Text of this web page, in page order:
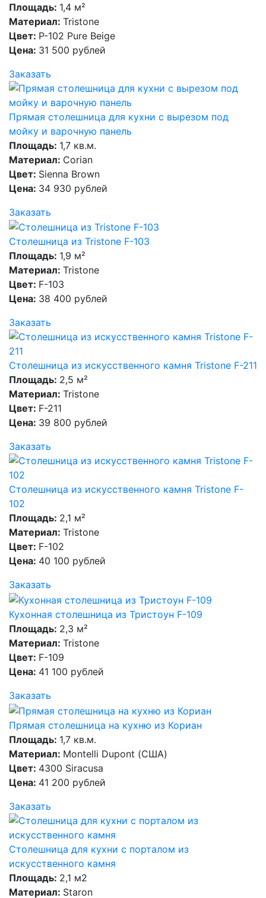
Площадь: 1,4 м²
Материал: Tristone
Цвет: P-102 Pure Beige
Цена: 31 500 рублей
Заказать
Прямая столешница для кухни с вырезом под
мойку и варочную панель
Площадь: 1,7 кв.м.
Материал: Corian
Цвет: Sienna Brown
Цена: 34 930 рублей
Заказать
Столешница из Tristone F-103
Площадь: 1,9 м²
Материал: Tristone
Цвет: F-103
Цена: 38 400 рублей
Заказать
Столешница из искусственного камня Tristone F-211
Площадь: 2,5 м²
Материал: Tristone
Цвет: F-211
Цена: 39 800 рублей
Заказать
Столешница из искусственного камня Tristone F-
102
Площадь: 2,1 м²
Материал: Tristone
Цвет: F-102
Цена: 40 100 рублей
Заказать
Кухонная столешница из Тристоун F-109
Площадь: 2,3 м²
Материал: Tristone
Цвет: F-109
Цена: 41 100 рублей
Заказать
Прямая столешница на кухню из Кориан
Площадь: 1,7 кв.м.
Материал: Montelli Dupont (США)
Цвет: 4300 Siracusa
Цена: 41 200 рублей
Заказать
Столешница для кухни с порталом из
искусственного камня
Площадь: 2,1 м2
Материал: Staron